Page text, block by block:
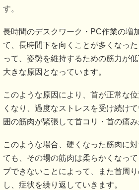
す。
長時間のデスクワーク・PC作業の増
て、長時間下を向くことが多くなっ
って、姿勢を維持するための筋力が低
大きな原因となっています。
このような原因により、首が正常な
くなり、過度なストレスを受け続け
囲の筋肉が緊張して首コリ・首の痛み
このような場合、硬くなった筋肉に
ても、その場の筋肉は柔らかくなっ
プできないことによって、また首周
し、症状を繰り返していきます。